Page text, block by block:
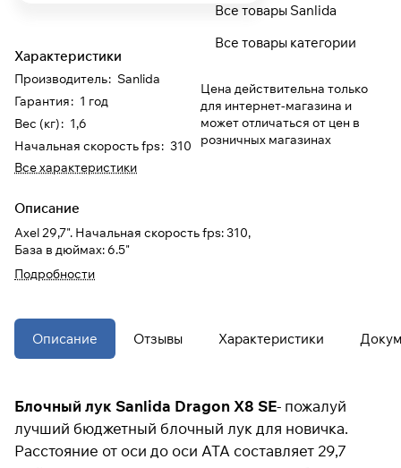
Характеристики
Производитель: Sanlida
Гарантия: 1 год
Вес (кг): 1,6
Начальная скорость fps: 310
Все характеристики
Описание
Axel 29,7". Начальная скорость fps: 310,
База в дюймах: 6.5"
Подробности
Все товары Sanlida
Все товары категории
Цена действительна только
для интернет-магазина и
может отличаться от цен в
розничных магазинах
Описание Отзывы Характеристики
Блочный лук Sanlida Dragon X8 SE- пожалуй
лучший бюджетный блочный лук для новичка.
Расстояние от оси до оси ATA составляет 29,7
* При оплате через
скидки по купонам не
применяются.
Подробнее
об оплате Плайтом